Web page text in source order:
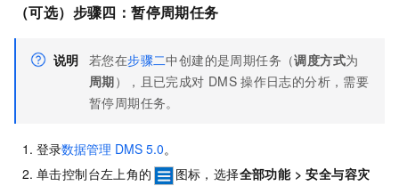
（可选）步骤四：暂停周期任务
说明 若您在步骤二中创建的是周期任务（调度方式为
周期），且已完成对 DMS 操作日志的分析，需要
暂停周期任务。
登录数据管理 DMS 5.0。
单击控制台左上角的
图标，选择全部功能>安全与容灾